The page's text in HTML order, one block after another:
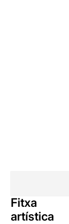
Fitxa
artística